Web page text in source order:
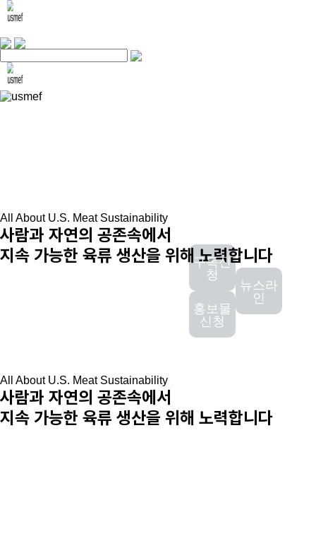
All About U.S. Meat Sustainability
사람과 자연의 공존속에서
지속 가능한 육류 생산을 위해 노력합니다
All About U.S. Meat Sustainability
사람과 자연의 공존속에서
지속 가능한 육류 생산을 위해 노력합니다
구독신
청
홍보물
신청
뉴스라
인